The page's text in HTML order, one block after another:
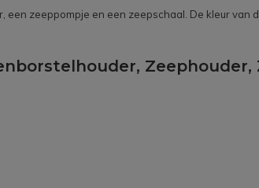
zeeppompje en een zeepschaal. De kleur van
Zeephouder,